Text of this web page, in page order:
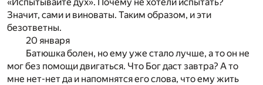
Значит, сами и виноваты. Таким образом, и эти
безответны.
20 января
Батюшка болен, но ему уже стало лучше, а то он не
мог без помощи двигаться. Что Бог даст завтра? А то
мне нет-нет да и напомнятся его слова, что ему жить